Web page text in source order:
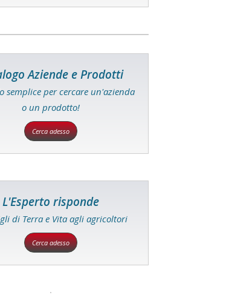
Aziende e Prodotti
semplice per cercare un'azienda
o un prodotto!
Cerca adesso
L'Esperto risponde
di Terra e Vita agli agricoltori
Cerca adesso